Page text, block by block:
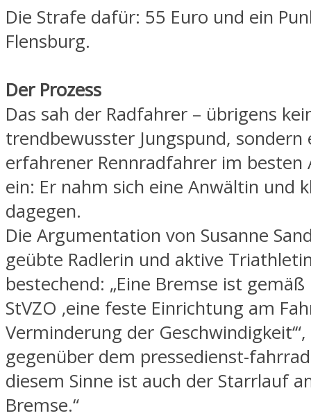
Die Strafe dafür: 55 Euro und ein
Flensburg.
Der Prozess
Das sah der Radfahrer – übrigens
trendbewusster Jungspund, sondern
erfahrener Rennradfahrer im besten
ein: Er nahm sich eine Anwältin und
dagegen.
Die Argumentation von Susanne
geübte Radlerin und aktive
bestechend: „Eine Bremse ist gemäß
StVZO ‚eine feste Einrichtung am
Verminderung der
gegenüber dem pressedienst-
diesem Sinne ist auch der Starrlauf
Bremse.“